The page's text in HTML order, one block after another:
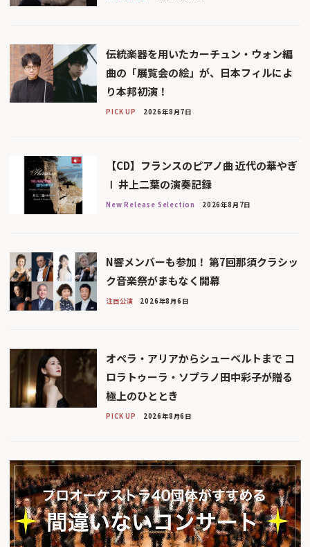
伝統楽器を用いたカーチュン・ウォン編
曲の「展覧会の絵」が、日本フィルによ
り本邦初演！
PICK UP 2026年8月7日
【CD】フランスのピアノ曲 近代の華やぎ
Ⅰ 井上二葉の演奏記録
New Release Selection 2026年8月7日
N響メンバーも参加！ 第7回那須クラシッ
ク音楽祭がまもなく開幕
注目公演 2026年8月6日
オペラ・アリアからシューベルトまで コ
ロラトゥーラ・ソプラノ田中彩子が贈る
極上のひととき
PICK UP 2026年8月6日